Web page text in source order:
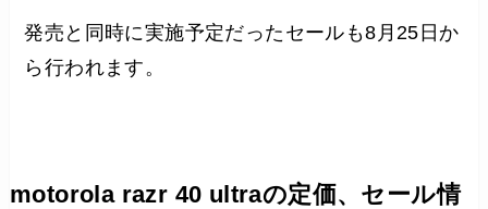
発売と同時に実施予定だったセールも8月25日か
ら行われます。
motorola razr 40 ultraの定価、セール情